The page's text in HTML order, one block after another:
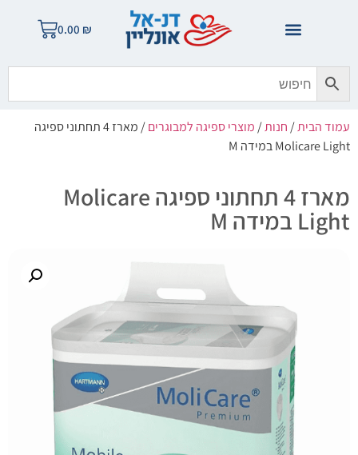
0.00 ₪
עמוד הבית/חנות/מוצרי ספיגה למבוגרים
/ מארז 4 תחתוני ספיגה
Molicare Light במידה M
מארז 4 תחתוני ספיגה Molicare
Light במידה M